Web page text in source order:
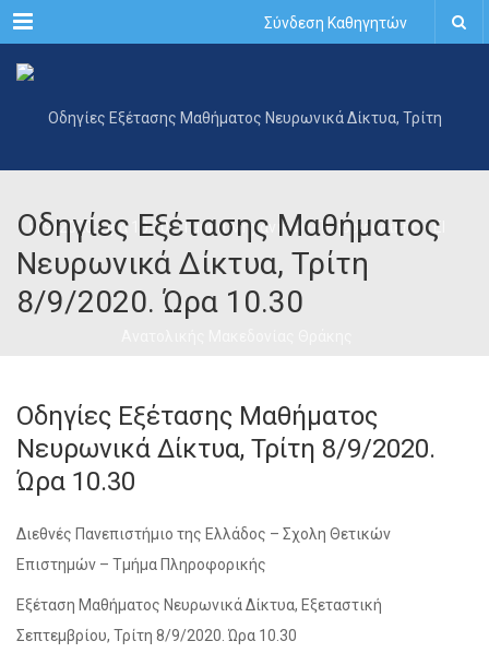
Menu Σύνδεση Καθηγητών
Οδηγίες Εξέτασης Μαθήματος
Νευρωνικά Δίκτυα, Τρίτη
8/9/2020. Ώρα 10.30
Οδηγίες Εξέτασης Μαθήματος
Νευρωνικά Δίκτυα, Τρίτη 8/9/2020.
Ώρα 10.30
Διεθνές Πανεπιστήμιο της Ελλάδος – Σχολη Θετικών
Επιστημών – Τμήμα Πληροφορικής
Εξέταση Μαθήματος Νευρωνικά Δίκτυα, Εξεταστική
Σεπτεμβρίου, Τρίτη 8/9/2020. Ώρα 10.30